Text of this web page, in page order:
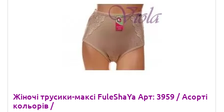
Жіночі трусики-максі FuleShaYa Арт: 3959 / Асорті
кольорів /